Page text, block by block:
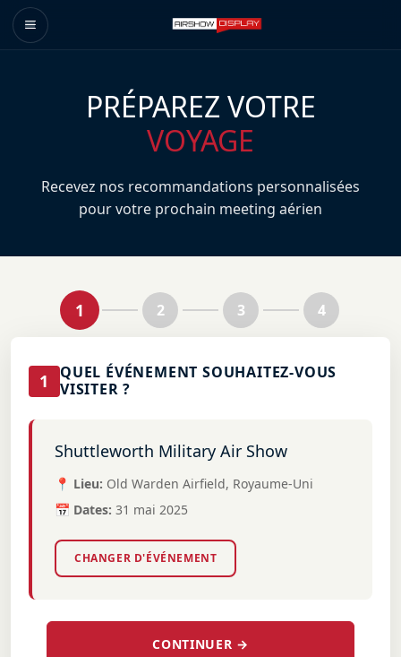
PRÉPAREZ VOTRE
VOYAGE
Recevez nos recommandations personnalisées
pour votre prochain meeting aérien
1 2 3 4
1
QUEL ÉVÉNEMENT SOUHAITEZ-VOUS
VISITER ?
Shuttleworth Military Air Show
📍 Lieu: Old Warden Airfield, Royaume-Uni
📅 Dates: 31 mai 2025
CHANGER D'ÉVÉNEMENT
CONTINUER →